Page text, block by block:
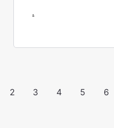
.
2 3 4 5 6